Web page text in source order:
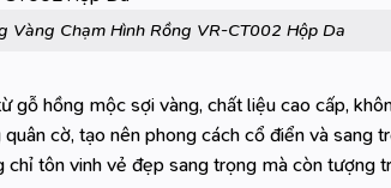
Vàng Chạm Hình Rồng VR-CT002 Hộp Da
gỗ hồng mộc sợi vàng, chất liệu cao cấp,
cờ, tạo nên phong cách cổ điển và sang
tôn vinh vẻ đẹp sang trọng mà còn tượng